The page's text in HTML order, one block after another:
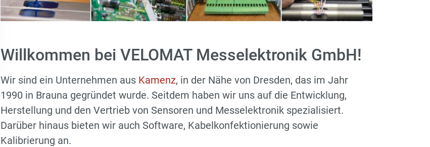
Willkommen bei VELOMAT Messelektronik GmbH!
Wir sind ein Unternehmen aus Kamenz, in der Nähe von Dresden, das im Jahr
1990 in Brauna gegründet wurde. Seitdem haben wir uns auf die Entwicklung,
Herstellung und den Vertrieb von Sensoren und Messelektronik spezialisiert.
Darüber hinaus bieten wir auch Software, Kabelkonfektionierung sowie
Kalibrierung an.